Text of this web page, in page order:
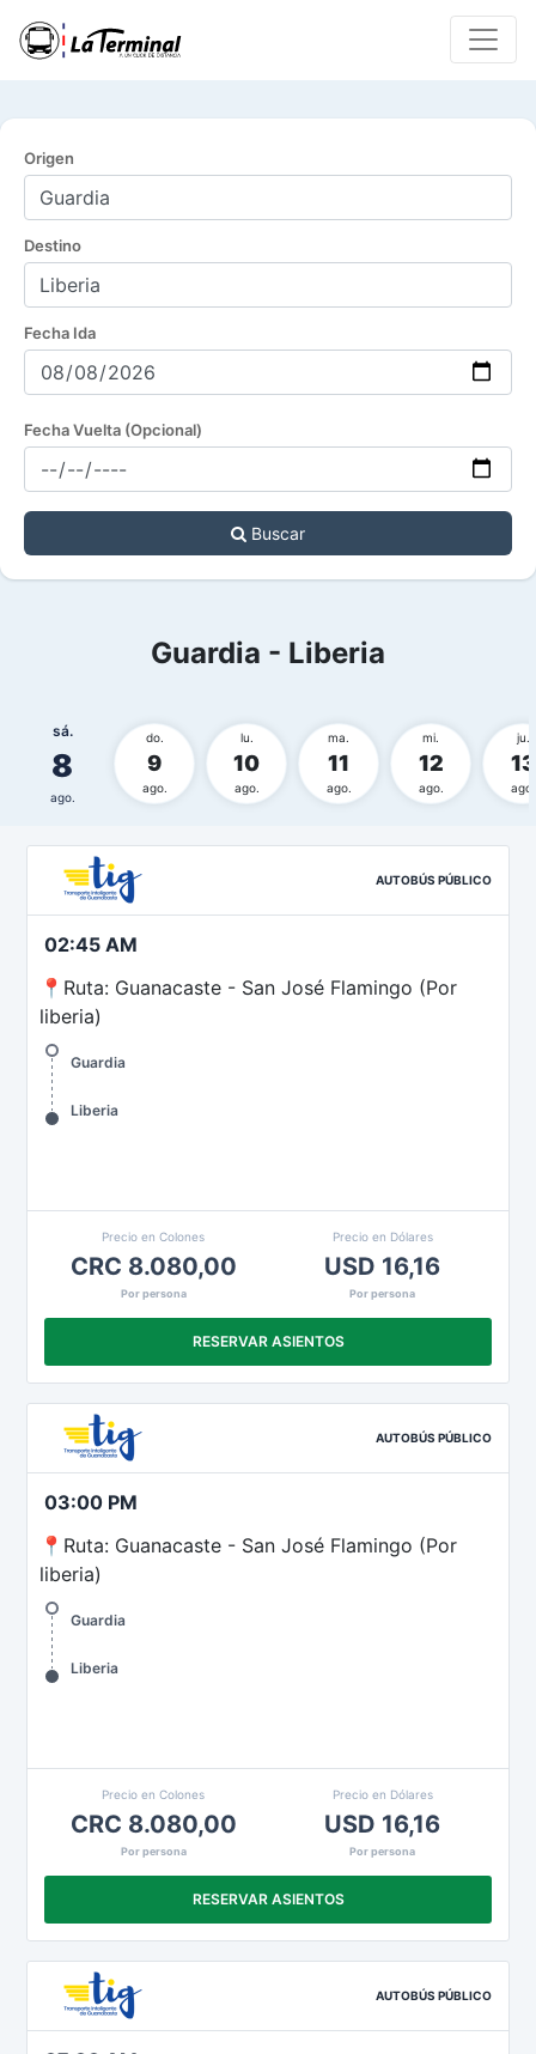
Origen
Destino
Fecha Ida
Fecha Vuelta (Opcional)
Buscar
Guardia - Liberia
sá.
8
ago.
do.
9
ago.
lu.
10
ago.
ma.
11
ago.
mi.
12
ago.
ju.
13
ago.
AUTOBÚS PÚBLICO
02:45 AM
📍Ruta: Guanacaste - San José Flamingo (Por
liberia)
Guardia
Liberia
Precio en Colones
CRC 8.080,00
Por persona
Precio en Dólares
USD 16,16
Por persona
RESERVAR ASIENTOS
AUTOBÚS PÚBLICO
03:00 PM
📍Ruta: Guanacaste - San José Flamingo (Por
liberia)
Guardia
Liberia
Precio en Colones
CRC 8.080,00
Por persona
Precio en Dólares
USD 16,16
Por persona
RESERVAR ASIENTOS
AUTOBÚS PÚBLICO